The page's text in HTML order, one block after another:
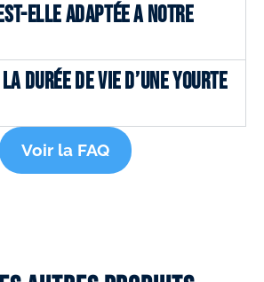
ELLE ADAPTÉE A NOTRE
DURÉE DE VIE D’UNE YOURTE
Voir la FAQ